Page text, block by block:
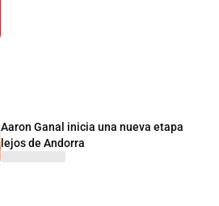
Aaron Ganal inicia una nueva etapa
lejos de Andorra